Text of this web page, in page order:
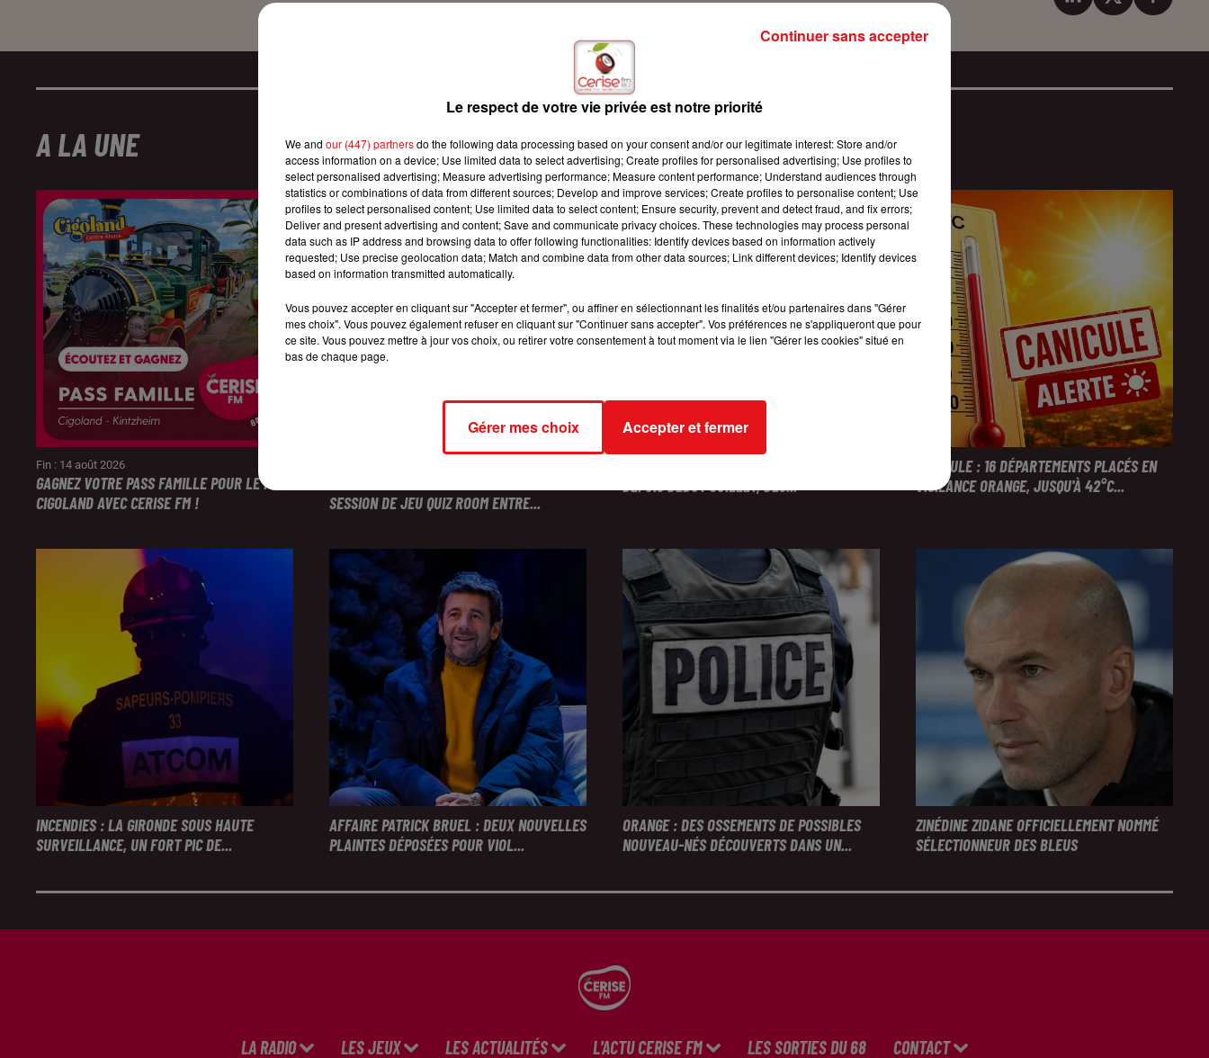
A LA UNE
Fin : 14 août 2026
GAGNEZ VOTRE PASS FAMILLE POUR LE PARC
CIGOLAND AVEC CERISE FM !
SESSION DE JEU QUIZ ROOM ENTRE...
DEPUIS DÉBUT JUILLET, DES...
CANICULE : 16 DÉPARTEMENTS PLACÉS EN
VIGILANCE ORANGE, JUSQU'À 42°C...
INCENDIES : LA GIRONDE SOUS HAUTE
SURVEILLANCE, UN FORT PIC DE...
AFFAIRE PATRICK BRUEL : DEUX NOUVELLES
PLAINTES DÉPOSÉES POUR VIOL...
ORANGE : DES OSSEMENTS DE POSSIBLES
NOUVEAU-NÉS DÉCOUVERTS DANS UN...
ZINÉDINE ZIDANE OFFICIELLEMENT NOMMÉ
SÉLECTIONNEUR DES BLEUS
LA RADIO LES JEUX LES ACTUALITÉS L'ACTU CERISE FM LES SORTIES DU 68 CONTACT
Le respect de votre vie privée est notre priorité
We and our (447) partnersdo the following data processing based on your consent and/or our legitimate interest: Store and/or
access information on a device; Use limited data to select advertising; Create profiles for personalised advertising; Use profiles to
select personalised advertising; Measure advertising performance; Measure content performance; Understand audiences through
statistics or combinations of data from different sources; Develop and improve services; Create profiles to personalise content; Use
profiles to select personalised content; Use limited data to select content; Ensure security, prevent and detect fraud, and fix errors;
Deliver and present advertising and content; Save and communicate privacy choices. These technologies may process personal
data such as IP address and browsing data to offer following functionalities: Identify devices based on information actively
requested; Use precise geolocation data; Match and combine data from other data sources; Link different devices; Identify devices
based on information transmitted automatically.
Vous pouvez accepter en cliquant sur "Accepter et fermer", ou affiner en sélectionnant les finalités et/ou partenaires dans "Gérer
mes choix". Vous pouvez également refuser en cliquant sur "Continuer sans accepter". Vos préférences ne s'appliqueront que pour
ce site. Vous pouvez mettre à jour vos choix, ou retirer votre consentement à tout moment via le lien "Gérer les cookies" situé en
bas de chaque page.
Gérer mes choix Accepter et fermer
Continuer sans accepter